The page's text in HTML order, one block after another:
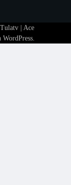
| Ace
WordPress